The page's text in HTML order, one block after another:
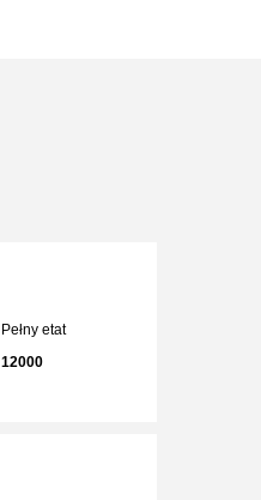
Pełny etat
12000